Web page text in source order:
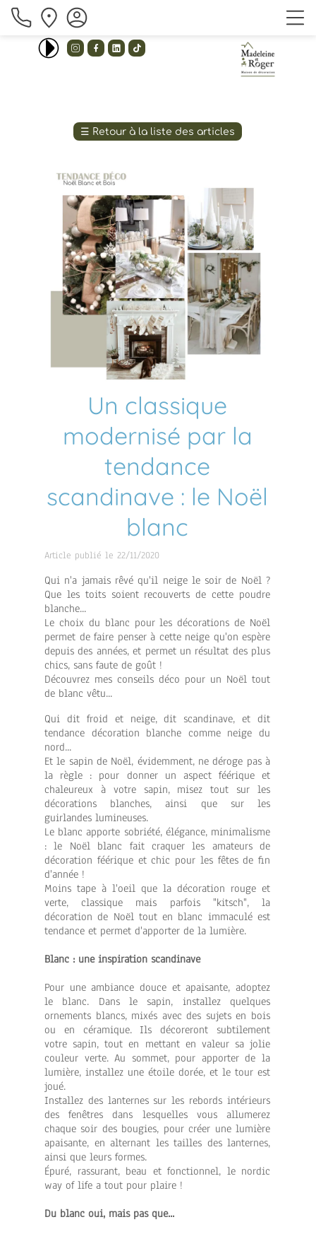
_ unison _  Emilee flood - I love you baby(remix) 
   
☰ Retour à la liste des articles
Un classique
modernisé par la
tendance
scandinave : le Noël
blanc
Article publié le 22/11/2020
Qui n'a jamais rêvé qu'il neige le soir de Noël ?
Que les toits soient recouverts de cette poudre
blanche...
Le choix du blanc pour les décorations de Noël
permet de faire penser à cette neige qu'on espère
depuis des années, et permet un résultat des plus
chics, sans faute de goût !
Découvrez mes conseils déco pour un Noël tout
de blanc vêtu...
Qui dit froid et neige, dit scandinave, et dit
tendance décoration blanche comme neige du
nord...
Et le sapin de Noël, évidemment, ne déroge pas à
la règle : pour donner un aspect féérique et
chaleureux à votre sapin, misez tout sur les
décorations blanches, ainsi que sur les
guirlandes lumineuses.
Le blanc apporte sobriété, élégance, minimalisme
: le Noël blanc fait craquer les amateurs de
décoration féérique et chic pour les fêtes de fin
d'année !
Moins tape à l'oeil que la décoration rouge et
verte, classique mais parfois "kitsch", la
décoration de Noël tout en blanc immaculé est
tendance et permet d'apporter de la lumière.
Blanc : une inspiration scandinave
Pour une ambiance douce et apaisante, adoptez
le blanc. Dans le sapin, installez quelques
ornements blancs, mixés avec des sujets en bois
ou en céramique. Ils décoreront subtilement
votre sapin, tout en mettant en valeur sa jolie
couleur verte. Au sommet, pour apporter de la
lumière, installez une étoile dorée, et le tour est
joué.
Installez des lanternes sur les rebords intérieurs
des fenêtres dans lesquelles vous allumerez
chaque soir des bougies, pour créer une lumière
apaisante, en alternant les tailles des lanternes,
ainsi que leurs formes.
Épuré, rassurant, beau et fonctionnel, le nordic
way of life a tout pour plaire !
Du blanc oui, mais pas que...